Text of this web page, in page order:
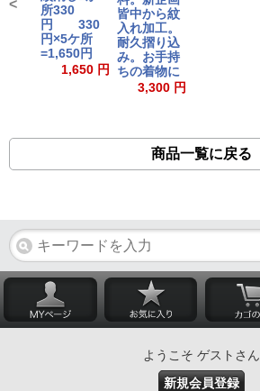
所330
円 330
円×5ケ所
=1,650円
1,650 円
皆中から紋
入れ加工。
耐久摺り込
み。お手持
ちの着物に
3,300 円
<
商品一覧に戻る
ようこそ ゲストさん
新規会員登録